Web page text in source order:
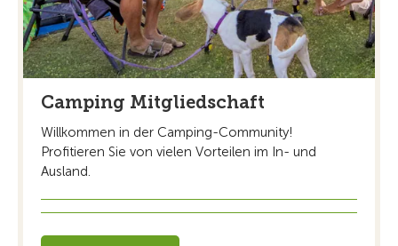
Camping Mitgliedschaft
Willkommen in der Camping-Community!
Profitieren Sie von vielen Vorteilen im In- und
Ausland.